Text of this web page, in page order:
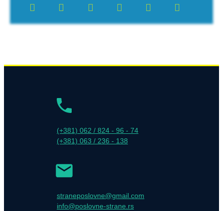
(+381) 062 / 824 - 96 - 74
(+381) 063 / 236 - 138
straneposlovne@gmail.com
info@poslovne-strane.rs